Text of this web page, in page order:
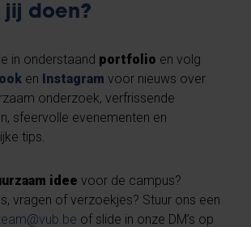
jij doen?
in onderstaand portfolio en volg
en Instagramvoor nieuws over
onderzoek, verfrissende
sfeervolle evenementen en
tips.
idee voor de campus?
vragen of verzoekjes? Stuur ons een
of slide in onze DM’s op